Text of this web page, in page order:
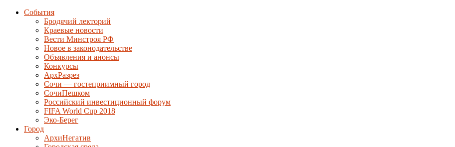
События
Бродячий лекторий
Краевые новости
Вести Минстроя РФ
Новое в законодательстве
Объявления и анонсы
Конкурсы
АрхРазрез
Сочи — гостеприимный город
СочиПешком
Российский инвестиционный форум
FIFA World Cup 2018
Эко-Берег
Город
АрхиНегатив